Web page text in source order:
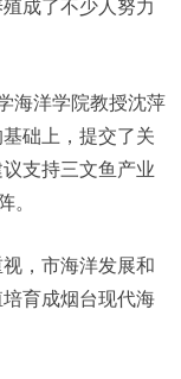
成了不少人努力
海洋学院教授沈萍
础上，提交了关
支持三文鱼产业
。
，市海洋发展和
育成烟台现代海